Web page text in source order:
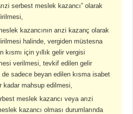
serbest meslek kazancı” olarak
kazancının arızi kazanç olarak
halinde, vergiden müstesna
kısmı için yıllık gelir vergisi
verilmesi, tevkif edilen gelir
de sadece beyan edilen kısma isabet
kadar mahsup edilmesi,
meslek kazancı veya arızi
kazancı olması durumlarında